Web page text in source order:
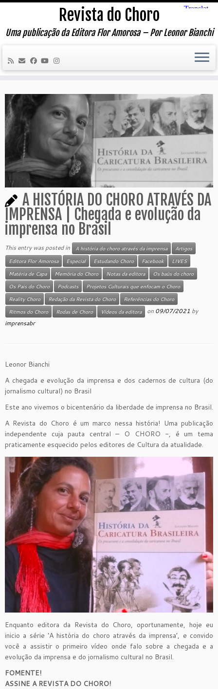
Skip
content
Revista do Choro
Uma publicação da Editora Flor Amorosa – Por Leonor Bianchi
A HISTÓRIA DO CHORO ATRAVÉS DA
IMPRENSA | Chegada e evolução da
imprensa no Brasil
This entry was posted in A história do choro através da imprensa
Artigos
Editora Flor Amorosa
Especial Estudando Choro Facebook
LIVES
Matéria de Capa
Memória do Choro Notas da editora
Os baús do choro
Os Pais do Choro
Podcasts
Projetos Culturais que enfocam o Choro
Reality Choro
Redação da Revista do Choro
Referências do Choro
Ritmos do Choro
Rodas de Choro Vídeos da editora on 09/07/2021 by
imprensabr
Leonor Bianchi
A chegada e evolução da imprensa e dos cadernos de cultura (do
jornalismo cultural) no Brasil
Este ano vivemos o bicentenário da liberdade de imprensa no Brasil.
A Revista do Choro é um marco nessa história! Uma publicação
independente cuja pauta central – O CHORO -, é um tema
praticamente esquecido pelos editores de Cultura da atualidade.
Enquanto editora da Revista do Choro, oportunamente, hoje eu
inicio a série ‘A história do choro através da imprensa’, e convido
você a assistir o primeiro vídeo onde falo sobre a chegada e a
evolução da imprensa e do jornalismo cultural no Brasil.
FOMENTE!
ASSINE A REVISTA DO CHORO!